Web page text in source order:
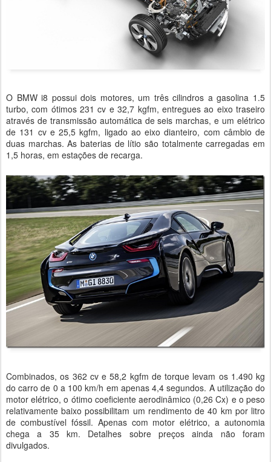
O BMW i8 possui dois motores, um três cilindros a gasolina 1.5
turbo, com ótimos 231 cv e 32,7 kgfm, entregues ao eixo traseiro
através de transmissão automática de seis marchas, e um elétrico
de 131 cv e 25,5 kgfm, ligado ao eixo dianteiro, com câmbio de
duas marchas. As baterias de lítio são totalmente carregadas em
1,5 horas, em estações de recarga.
Combinados, os 362 cv e 58,2 kgfm de torque levam os 1.490 kg
do carro de 0 a 100 km/h em apenas 4,4 segundos. A utilização do
motor elétrico, o ótimo coeficiente aerodinâmico (0,26 Cx) e o peso
relativamente baixo possibilitam um rendimento de 40 km por litro
de combustível fóssil. Apenas com motor elétrico, a autonomia
chega a 35 km. Detalhes sobre preços ainda não foram
divulgados.